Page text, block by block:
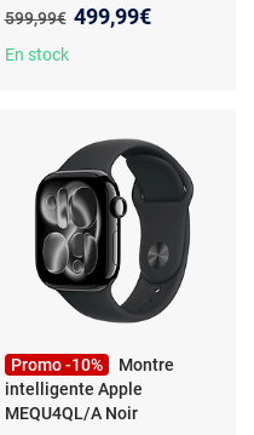
Montre connectée -
Aluminium - Étanche IP6X -
OLED Retina Always On - Wi-
Fi 4 / Bluetooth 5.3 -
watchOS 11 - Bracelet sport
Ancien prix :
599,99€ Nouveau prix :
499,99€
En stock
Promo -10%
Montre
intelligente Apple
MEQU4QL/A Noir